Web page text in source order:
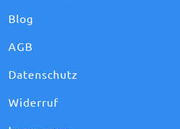
Blog
AGB
Datenschutz
Widerruf